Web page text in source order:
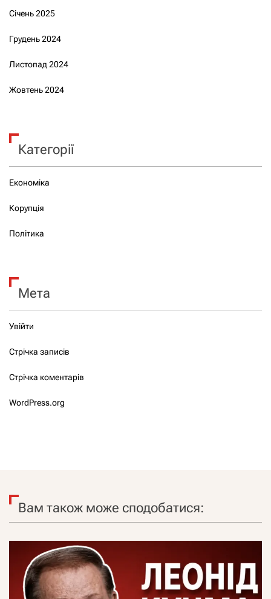
Січень 2025
Грудень 2024
Листопад 2024
Жовтень 2024
Категорії
Економіка
Корупція
Політика
Мета
Увійти
Стрічка записів
Стрічка коментарів
WordPress.org
Вам також може сподобатися: